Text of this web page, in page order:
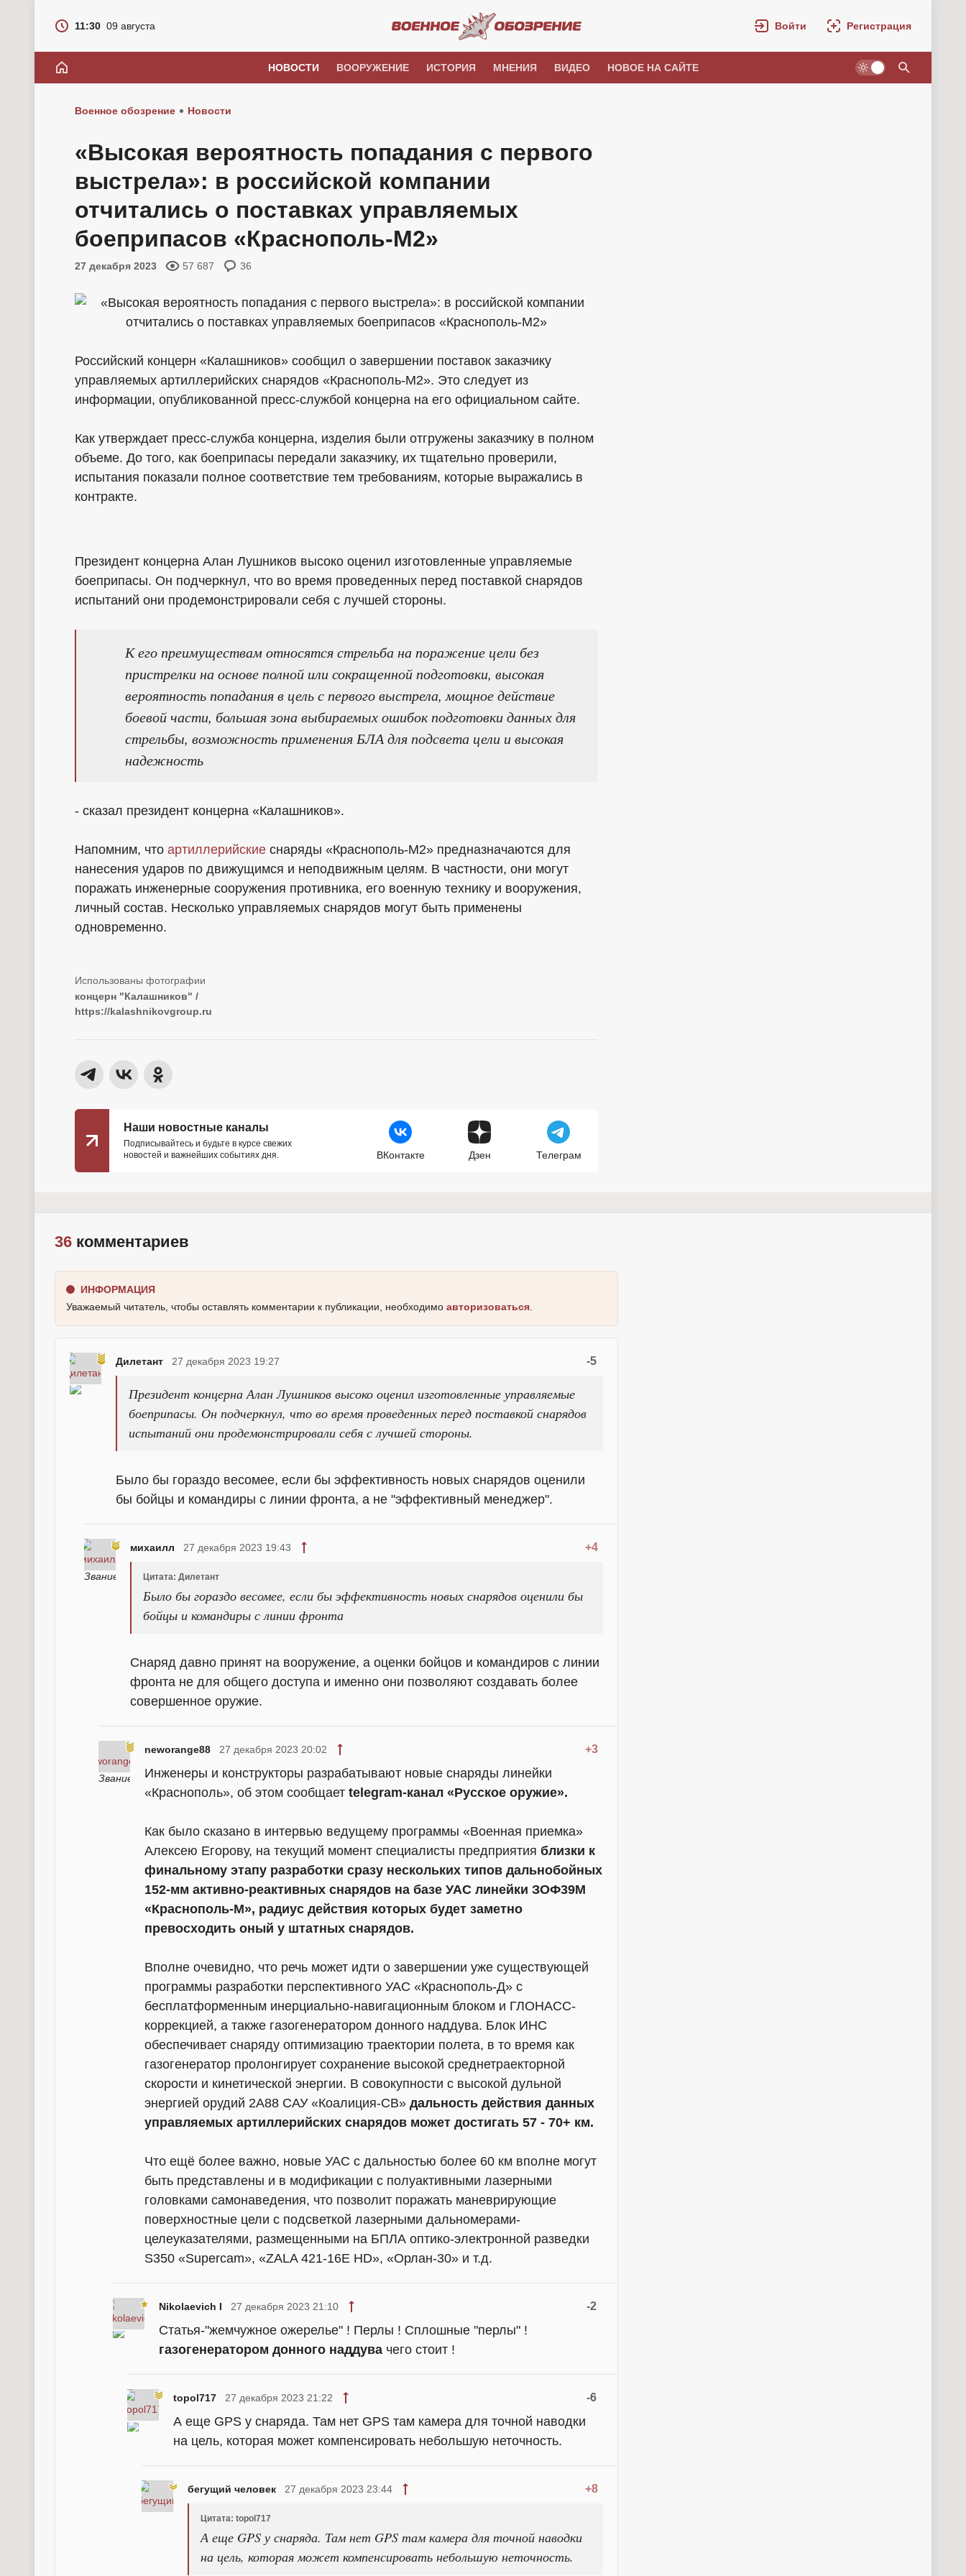
11:30 09 августа Войти Регистрация
НОВОСТИ ВООРУЖЕНИЕ ИСТОРИЯ МНЕНИЯ ВИДЕО НОВОЕ НА САЙТЕ
Военное обозрение Новости
«Высокая вероятность попадания с первого
выстрела»: в российской компании
отчитались о поставках управляемых
боеприпасов «Краснополь-М2»
27 декабря 2023 57 687 36
Российский концерн «Калашников» сообщил о завершении поставок заказчику
управляемых артиллерийских снарядов «Краснополь-М2». Это следует из
информации, опубликованной пресс-службой концерна на его официальном сайте.
Как утверждает пресс-служба концерна, изделия были отгружены заказчику в полном
объеме. До того, как боеприпасы передали заказчику, их тщательно проверили,
испытания показали полное соответствие тем требованиям, которые выражались в
контракте.
Президент концерна Алан Лушников высоко оценил изготовленные управляемые
боеприпасы. Он подчеркнул, что во время проведенных перед поставкой снарядов
испытаний они продемонстрировали себя с лучшей стороны.
К его преимуществам относятся стрельба на поражение цели без
пристрелки на основе полной или сокращенной подготовки, высокая
вероятность попадания в цель с первого выстрела, мощное действие
боевой части, большая зона выбираемых ошибок подготовки данных для
стрельбы, возможность применения БЛА для подсвета цели и высокая
надежность
- сказал президент концерна «Калашников».
Напомним, что артиллерийские снаряды «Краснополь-М2» предназначаются для
нанесения ударов по движущимся и неподвижным целям. В частности, они могут
поражать инженерные сооружения противника, его военную технику и вооружения,
личный состав. Несколько управляемых снарядов могут быть применены
одновременно.
концерн "Калашников" /
https://kalashnikovgroup.ru
Наши новостные каналы
Подписывайтесь и будьте в курсе свежих
новостей и важнейших событиях дня.
ВКонтакте Дзен Телеграм
36 комментариев
ИНФОРМАЦИЯ
Уважаемый читатель, чтобы оставлять комментарии к публикации, необходимо авторизоваться
Дилетант -5
27 декабря 2023 19:27
Президент концерна Алан Лушников высоко оценил изготовленные управляемые
боеприпасы. Он подчеркнул, что во время проведенных перед поставкой снарядов
испытаний они продемонстрировали себя с лучшей стороны.
Было бы гораздо весомее, если бы эффективность новых снарядов оценили
бы бойцы и командиры с линии фронта, а не "эффективный менеджер".
михаилл +4
27 декабря 2023 19:43
Цитата: Дилетант
Было бы гораздо весомее, если бы эффективность новых снарядов оценили бы
бойцы и командиры с линии фронта
Снаряд давно принят на вооружение, а оценки бойцов и командиров с линии
фронта не для общего доступа и именно они позволяют создавать более
совершенное оружие.
neworange88 +3
27 декабря 2023 20:02
Инженеры и конструкторы разрабатывают новые снаряды линейки
«Краснополь», об этом сообщает telegram-канал «Русское оружие».
Как было сказано в интервью ведущему программы «Военная приемка»
Алексею Егорову, на текущий момент специалисты предприятия близки к
финальному этапу разработки сразу нескольких типов дальнобойных
152-мм активно-реактивных снарядов на базе УАС линейки ЗОФ39М
«Краснополь-М», радиус действия которых будет заметно
превосходить оный у штатных снарядов.
Вполне очевидно, что речь может идти о завершении уже существующей
программы разработки перспективного УАС «Краснополь-Д» с
бесплатформенным инерциально-навигационным блоком и ГЛОНАСС-
коррекцией, а также газогенератором донного наддува. Блок ИНС
обеспечивает снаряду оптимизацию траектории полета, в то время как
газогенератор пролонгирует сохранение высокой среднетраекторной
скорости и кинетической энергии. В совокупности с высокой дульной
энергией орудий 2А88 САУ «Коалиция-СВ» дальность действия данных
управляемых артиллерийских снарядов может достигать 57 - 70+ км.
Что ещё более важно, новые УАС с дальностью более 60 км вполне могут
быть представлены и в модификации с полуактивными лазерными
головками самонаведения, что позволит поражать маневрирующие
поверхностные цели с подсветкой лазерными дальномерами-
целеуказателями, размещенными на БПЛА оптико-электронной разведки
S350 «Supercam», «ZALA 421-16E HD», «Орлан-30» и т.д.
Nikolaevich I -2
27 декабря 2023 21:10
Статья-"жемчужное ожерелье" ! Перлы ! Сплошные "перлы" !
газогенератором донного наддува чего стоит !
topol717 -6
27 декабря 2023 21:22
А еще GPS у снаряда. Там нет GPS там камера для точной наводки
на цель, которая может компенсировать небольшую неточность.
бегущий человек +8
27 декабря 2023 23:44
Цитата: topol717
А еще GPS у снаряда. Там нет GPS там камера для точной наводки
на цель, которая может компенсировать небольшую неточность.